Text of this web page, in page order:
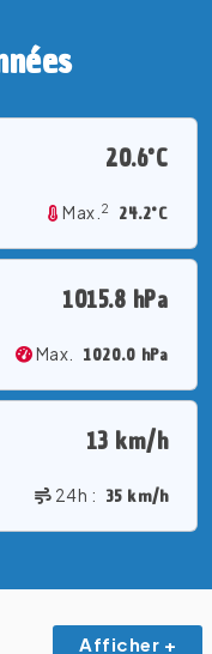
20.6°C
Max. 2 24.2°C
1015.8 hPa
Max. 1020.0 hPa
13 km/h
24h : 35 km/h
Afficher +